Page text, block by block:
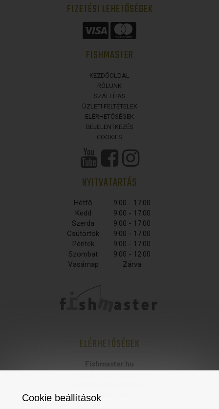
FIZETÉSI LEHETŐSÉGEK
FISHMASTER
KEZDŐOLDAL
RÓLUNK
SZÁLLÍTÁS
ÜZLETI FELTÉTELEK
ELÉRHETŐSÉGEK
BEJELENTKEZÉS
COOKIES
NYITVATARTÁS
Hétfő
9:00 - 17:00
Kedd
9:00 - 17:00
Szerda
9:00 - 17:00
Csütörtök
9:00 - 17:00
Péntek
9:00 - 17:00
Szombat
9:00 - 12:00
Vasárnap
Zárva
ELÉRHETŐSÉGEK
Fishmaster.hu
statisztikai számjel:
Cookie beállítások